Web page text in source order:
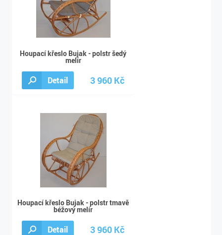
Houpací křeslo Bujak - polstr šedý
melír
Detail 3 960 Kč
Houpací křeslo Bujak - polstr tmavě
béžový melír
Detail 3 960 Kč